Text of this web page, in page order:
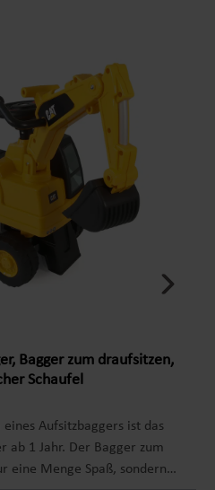
Bagger zum draufsitzen,
Schaufel
Aufsitzbaggers ist das
ab 1 Jahr. Der Bagger zum
eine Menge Spaß, sondern